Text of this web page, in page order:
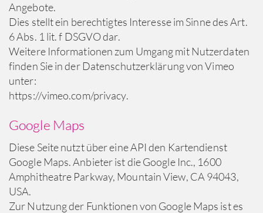
Angebote.
Dies stellt ein berechtigtes Interesse im Sinne des Art.
6 Abs. 1 lit. f DSGVO dar.
Weitere Informationen zum Umgang mit Nutzerdaten
finden Sie in der Datenschutzerklärung von Vimeo
unter:
https://vimeo.com/privacy.
Google Maps
Diese Seite nutzt über eine API den Kartendienst
Google Maps. Anbieter ist die Google Inc., 1600
Amphitheatre Parkway, Mountain View, CA 94043,
USA.
Zur Nutzung der Funktionen von Google Maps ist es